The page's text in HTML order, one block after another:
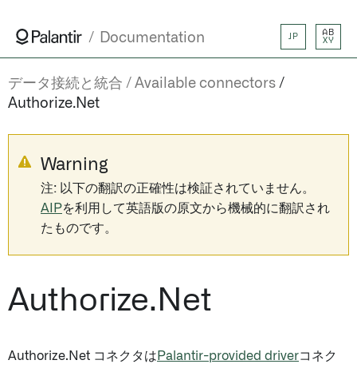
Documentation JP
AB
XY
データ接続と統合
Available connectors
Authorize.Net
Warning
注: 以下の翻訳の正確性は検証されていません。
AIPを利用して英語版の原文から機械的に翻訳され
たものです。
Authorize.Net
Authorize.Net コネクタは Palantir-provided driverコネク